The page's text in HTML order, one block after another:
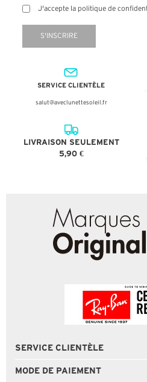
J'accepte la politique de
S'INSCRIRE
SERVICE CLIENTÈLE
salut@aveclunettesoleil.fr
LIVRAISON SEULEMENT
5,90 €
SERVICE CLIENTÈLE
MODE DE PAIEMENT